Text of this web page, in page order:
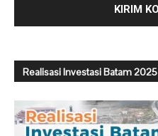
Realisasi Investasi Batam 2025